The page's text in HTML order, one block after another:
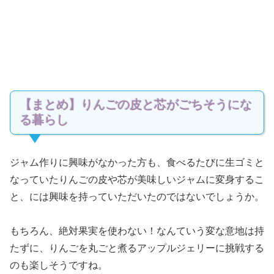
【まとめ】りんごの皮と芯がごちそうにな
る暮らし
ジャム作りに興味がなかった方も、食べるたびに生ゴミと
なっていたりんごの皮や芯が美味しいジャムに変身するこ
と、には興味を持っていただいたのではないでしょうか。
もちろん、絶対果実を使わない！なんていう変な意地は持
たずに、りんごを丸ごと煮るアップルジェリーに挑戦する
のも楽しそうですね。